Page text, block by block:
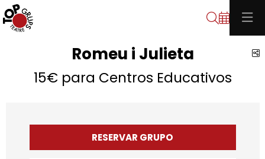
Buscar
Romeu i Julieta
15€ para Centros Educativos
RESERVAR GRUPO